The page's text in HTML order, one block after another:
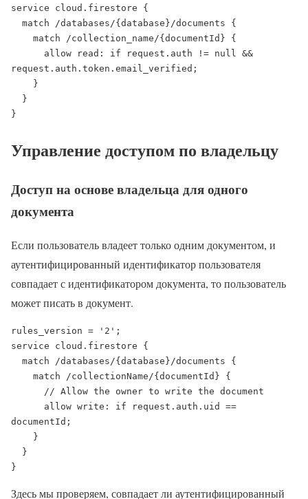
service cloud.firestore {
request.auth.token.email_verified;
}
Управление доступом по владельцу
Доступ на основе владельца для одного
документа
Если пользователь владеет только одним документом, и
аутентифицированный идентификатор пользователя
совпадает с идентификатором документа, то пользователь
может писать в документ.
rules_version = '2';
service cloud.firestore {
documentId;
}
Здесь мы проверяем, совпадает ли аутентифицированный